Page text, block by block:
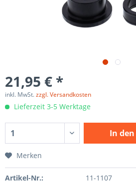
21,95 € *
inkl. MwSt.zzgl. Versandkosten
Lieferzeit 3-5 Werktage
In den
Merken
Artikel-Nr.: 11-1107